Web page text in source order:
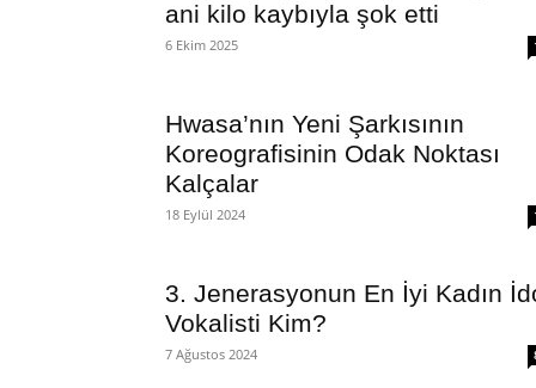
ani kilo kaybıyla şok etti
6 Ekim 2025
Hwasa’nın Yeni Şarkısının
Koreografisinin Odak Noktası
Kalçalar
18 Eylül 2024
3. Jenerasyonun En İyi Kadın
Vokalisti Kim?
7 Ağustos 2024